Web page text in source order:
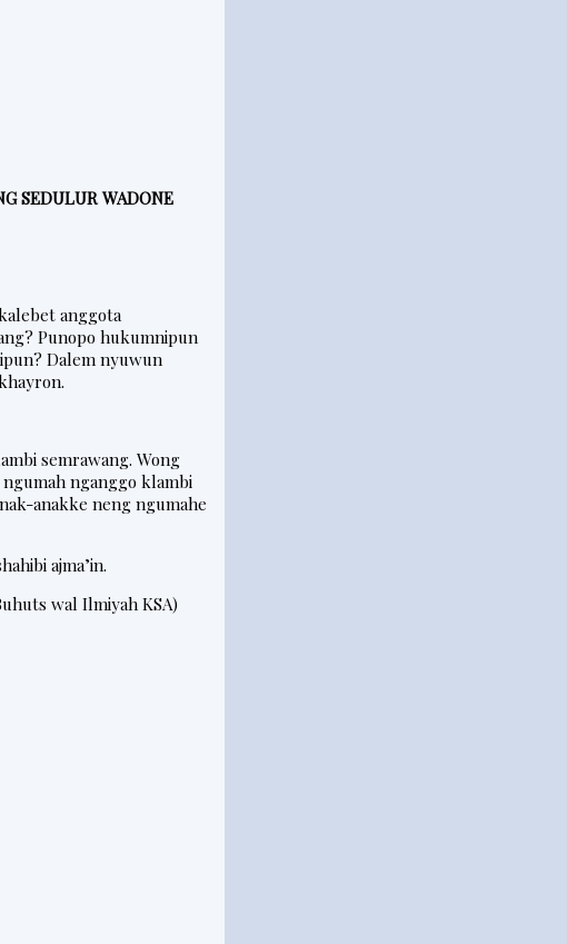
SEDULUR WADONE
anggota
Punopo hukumnipun
Dalem nyuwun
semrawang. Wong
nganggo klambi
anakke neng ngumahe
ajma’in.
wal Ilmiyah KSA)